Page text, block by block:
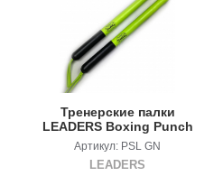
Тренерские палки
LEADERS Boxing Punch
Sticks GN
Артикул: PSL GN
LEADERS